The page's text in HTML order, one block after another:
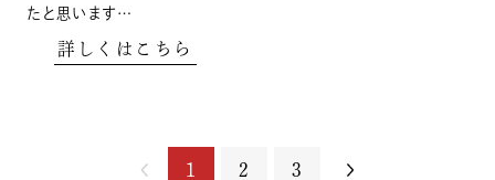
たと思います…
詳しくはこちら
1 2 3